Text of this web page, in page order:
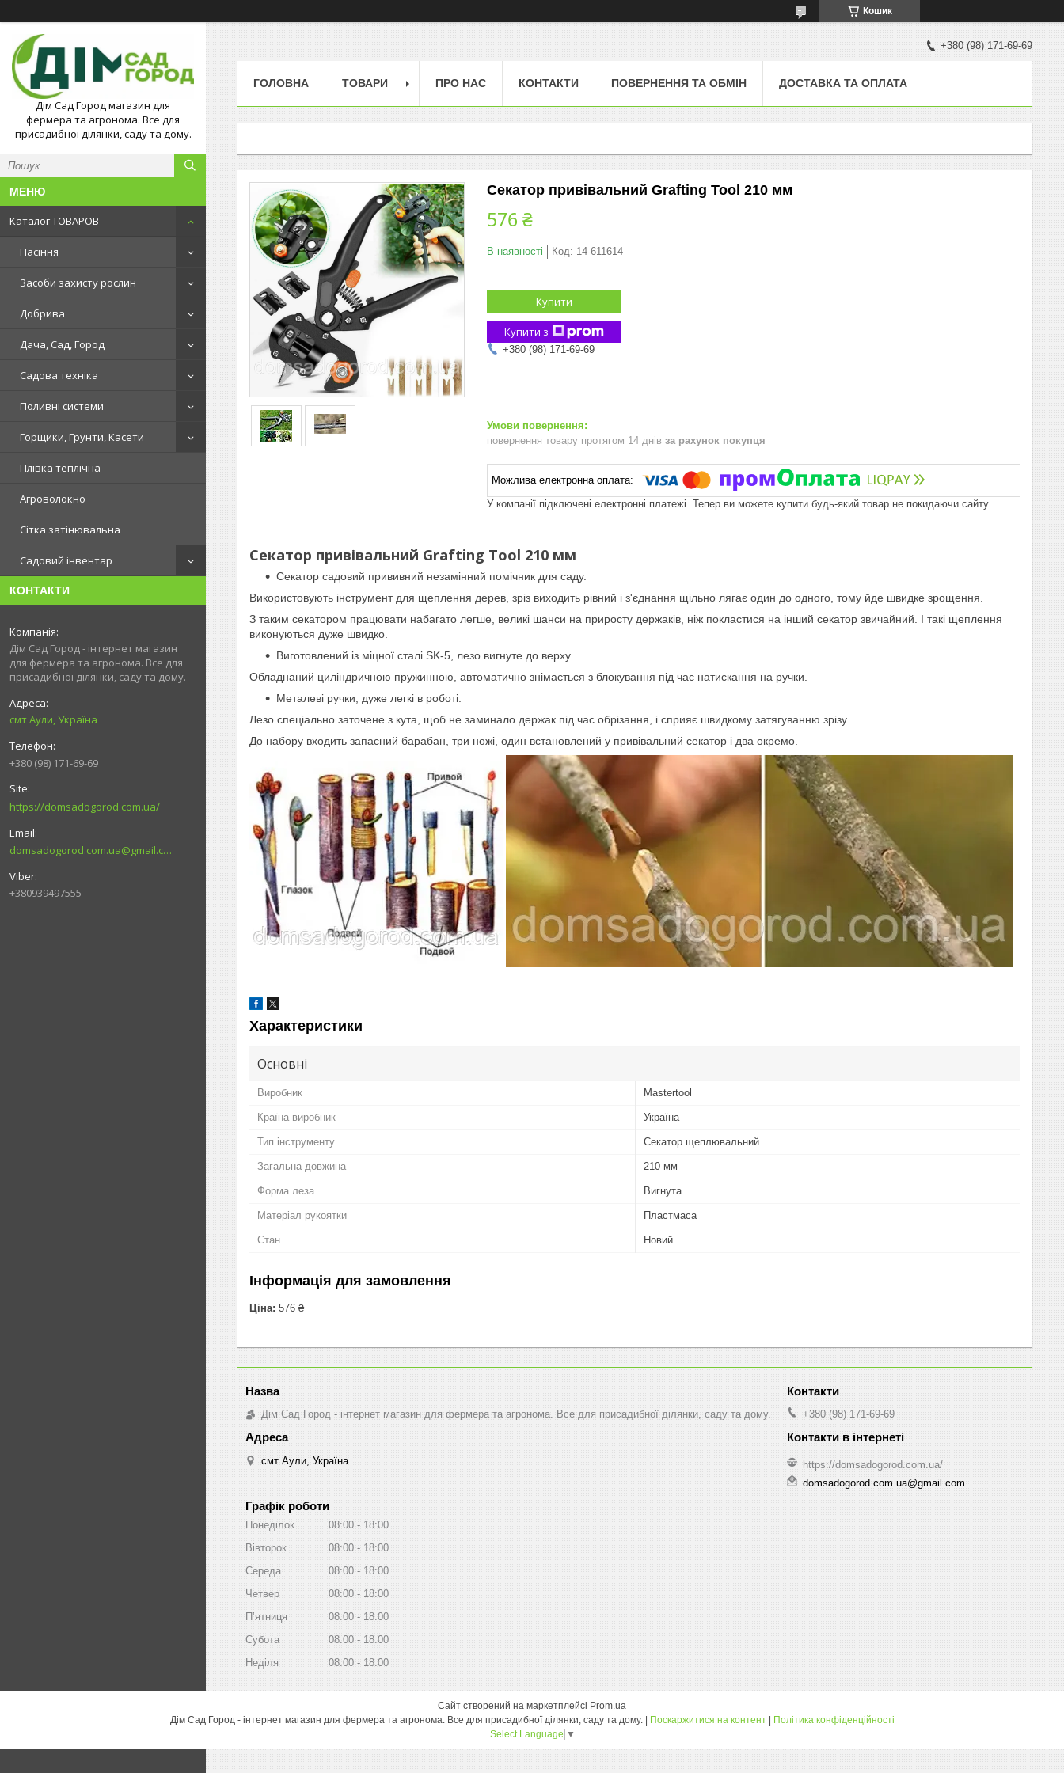
Кошик
Дім Сад Город магазин для
фермера та агронома. Все для
присадибної ділянки, саду та дому.
Каталог ТОВАРОВ
Насіння
Засоби захисту рослин
Добрива
Дача, Сад, Город
Садова техніка
Поливні системи
Горщики, Грунти, Касети
Плівка теплічна
Агроволокно
Сітка затінювальна
Садовий інвентар
КОНТАКТИ
Дім Сад Город - інтернет магазин
для фермера та агронома. Все для
присадибної ділянки, саду та дому.
смт Аули, Україна
+380 (98) 171-69-69
https://domsadogorod.com.ua/
domsadogorod.com.ua@gmail.com
+380939497555
+380 (98) 171-69-69
ГОЛОВНА ТОВАРИ ПРО НАС КОНТАКТИ ПОВЕРНЕННЯ ТА ОБМІН ДОСТАВКА ТА ОПЛАТА
Секатор привівальний Grafting Tool 210 мм
576 ₴
В наявності Код: 14-611614
Купити
Купити з
+380 (98) 171-69-69
повернення товару протягом 14 днів за рахунок покупця
У компанії підключені електронні платежі. Тепер ви можете купити будь-який товар не покидаючи сайту.
Секатор привівальний Grafting Tool 210 мм
Секатор садовий прививний незамінний помічник для саду.
Використовують інструмент для щеплення дерев, зріз виходить рівний і з'єднання щільно лягає один до одного, тому йде швидке зрощення.
З таким секатором працювати набагато легше, великі шанси на приросту держаків, ніж покластися на інший секатор звичайний. І такі щеплення
виконуються дуже швидко.
Виготовлений із міцної сталі SK-5, лезо вигнуте до верху.
Обладнаний циліндричною пружинною, автоматично знімається з блокування під час натискання на ручки.
Металеві ручки, дуже легкі в роботі.
Лезо спеціально заточене з кута, щоб не заминало держак під час обрізання, і сприяє швидкому затягуванню зрізу.
До набору входить запасний барабан, три ножі, один встановлений у привівальний секатор і два окремо.
Характеристики
Основні
Виробник Mastertool
Країна виробник Україна
Тип інструменту Секатор щеплювальний
Загальна довжина 210 мм
Форма леза Вигнута
Матеріал рукоятки Пластмаса
Стан Новий
Інформація для замовлення
Ціна: 576 ₴
Дім Сад Город - інтернет магазин для фермера та агронома. Все для присадибної ділянки, саду та дому.
смт Аули, Україна
+380 (98) 171-69-69
https://domsadogorod.com.ua/
domsadogorod.com.ua@gmail.com
Графік роботи
Понеділок 08:00
18:00
Вівторок
08:00
18:00
Середа
08:00
18:00
Четвер
08:00
18:00
Пʼятниця
08:00
18:00
Субота
08:00
18:00
Неділя
08:00 18:00
Сайт створений на маркетплейсі Prom.ua
Дім Сад Город - інтернет магазин для фермера та агронома. Все для присадибної ділянки, саду та дому. | Поскаржитися на контент | Політика конфіденційності
Select Language ▼